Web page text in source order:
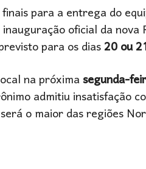
para a entrega do
oficial da nova
para os dias20 ou
na próximasegunda-
admitiu insatisfação
o maior das regiões